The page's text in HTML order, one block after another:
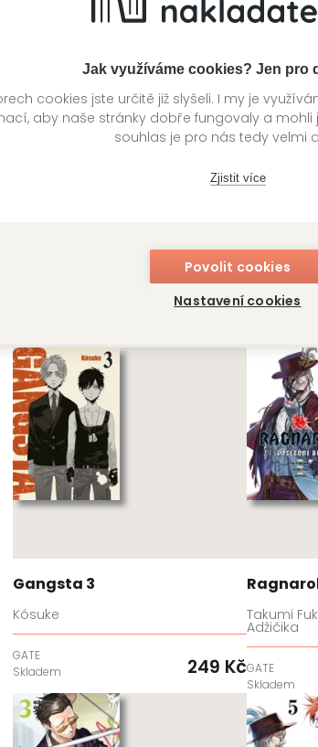
Jak využíváme cookies? Jen pro
cookies jste určitě již slyšeli. I my je
aby naše stránky dobře fungovaly a mohli
souhlas je pro nás tedy velmi
Zjistit více
Povolit cookies
Nastavení cookies
Takumi
Adžičika
Gangsta 3
Kósuke
GATE
Skladem
249 Kč
Takumi
Adžičika
GATE
Skladem